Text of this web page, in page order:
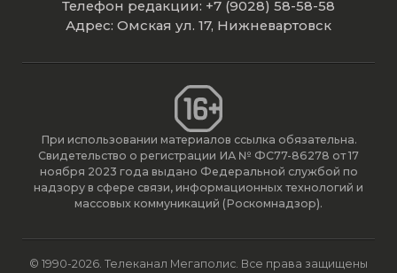
Телефон редакции: +7 (9028) 58-58-58
Адрес: Омская ул. 17, Нижневартовск
При использовании материалов ссылка обязательна.
Свидетельство о регистрации ИА № ФС77-86278 от 17
ноября 2023 года выдано Федеральной службой по
надзору в сфере связи, информационных технологий и
массовых коммуникаций (Роскомнадзор).
© 1990-2026. Телеканал Мегаполис. Все права защищены